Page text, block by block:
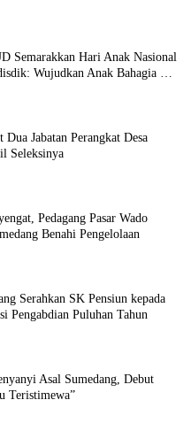
Semarakkan Hari Anak Nasional
Wujudkan Anak Bahagia dan
Dua Jabatan Perangkat Desa
Seleksinya
Pedagang Pasar Wado
Benahi Pengelolaan
Serahkan SK Pensiun kepada
Pengabdian Puluhan Tahun
Asal Sumedang, Debut
Teristimewa”